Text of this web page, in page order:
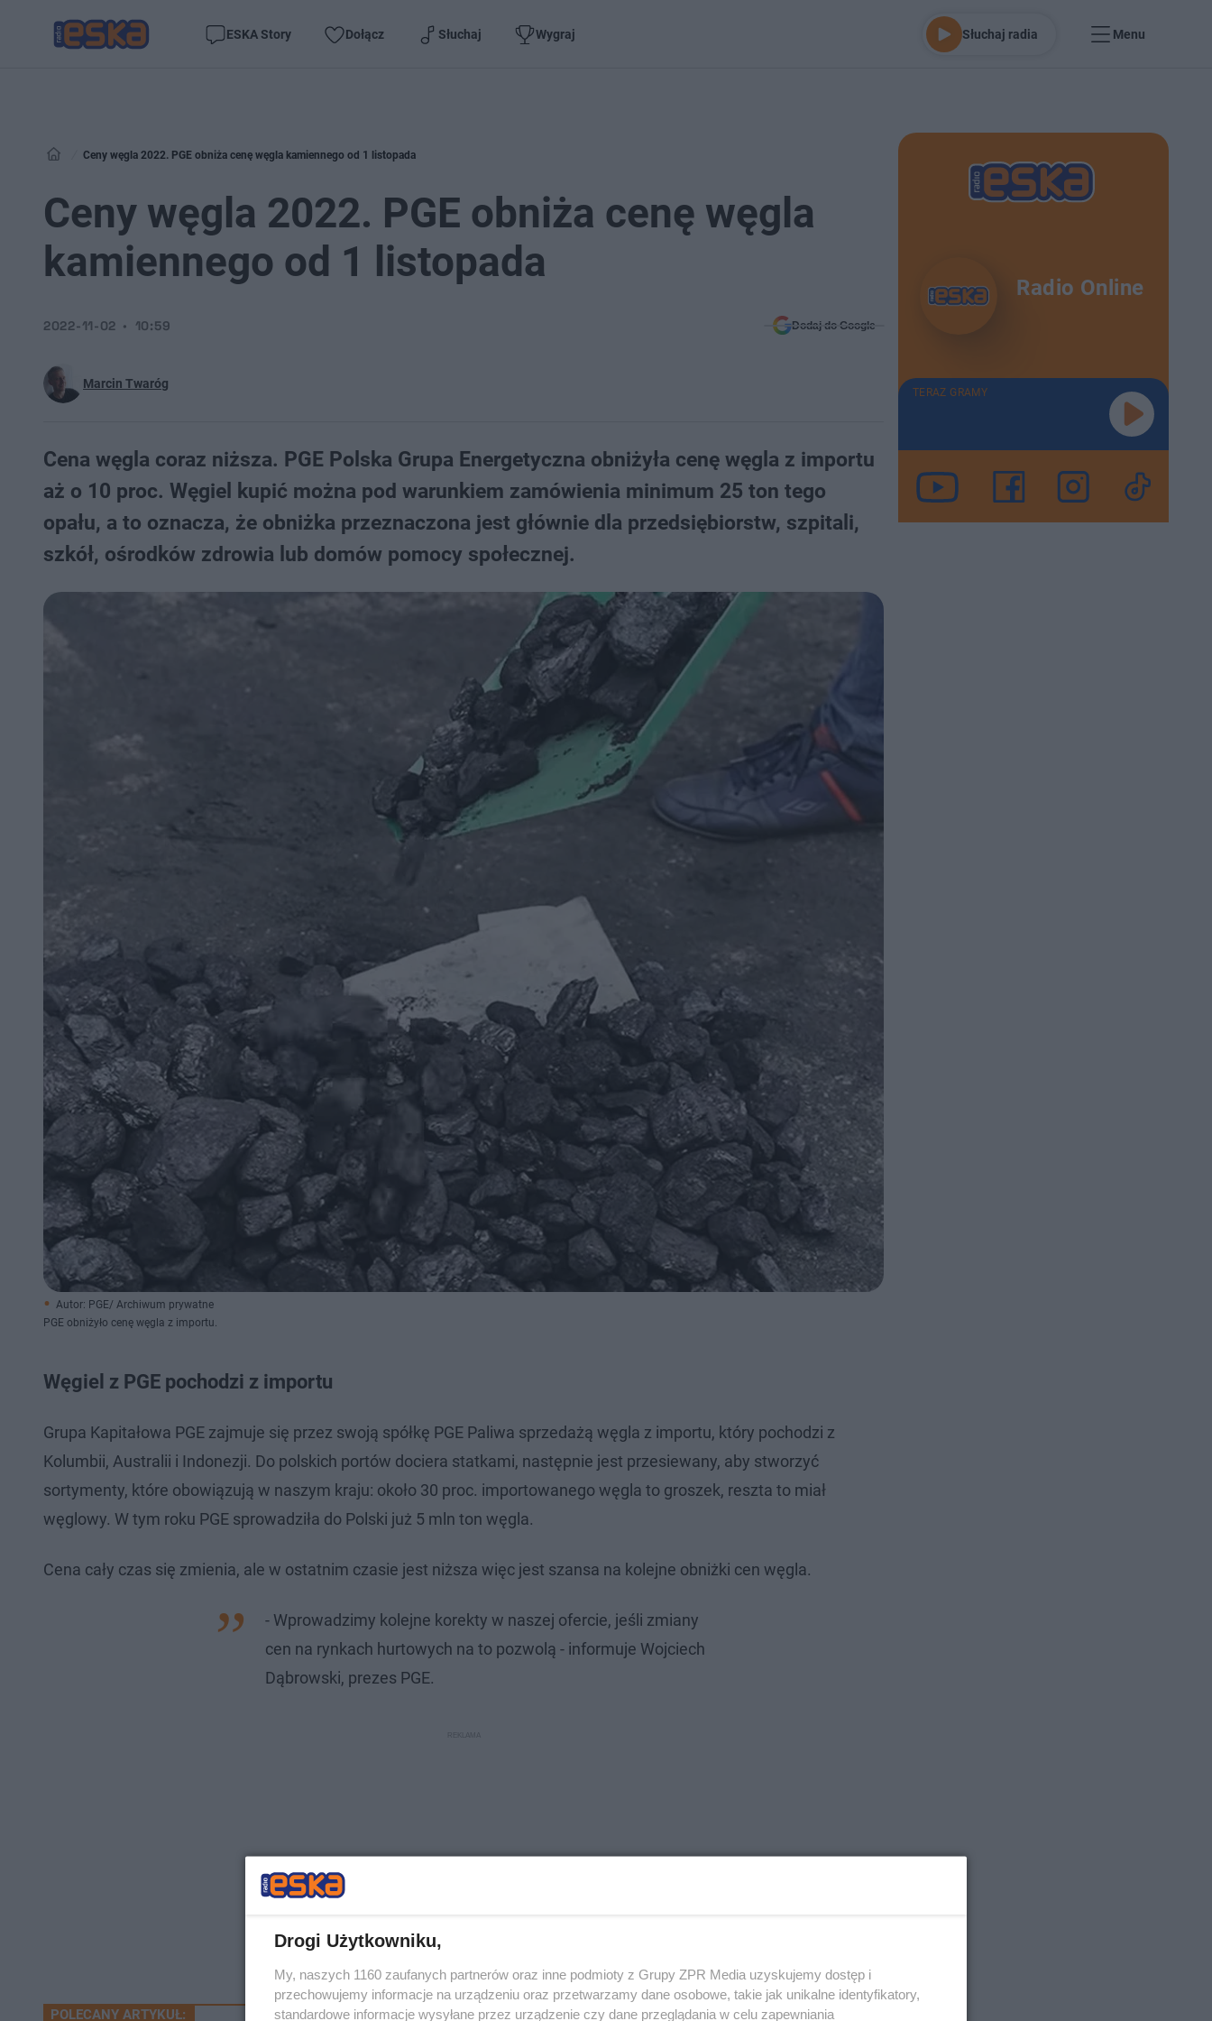
ESKA Story Dołącz Słuchaj Wygraj Słuchaj radia Menu
Ceny węgla 2022. PGE obniża cenę węgla kamiennego od 1 listopada
Ceny węgla 2022. PGE obniża cenę węgla
kamiennego od 1 listopada
Marcin Twaróg
2022-11-02 10:59 Dodaj do Google
Cena węgla coraz niższa. PGE Polska Grupa Energetyczna obniżyła cenę węgla z importu
aż o 10 proc. Węgiel kupić można pod warunkiem zamówienia minimum 25 ton tego
opału, a to oznacza, że obniżka przeznaczona jest głównie dla przedsiębiorstw, szpitali,
szkół, ośrodków zdrowia lub domów pomocy społecznej.
Autor: PGE/ Archiwum prywatne
PGE obniżyło cenę węgla z importu.
Węgiel z PGE pochodzi z importu
Grupa Kapitałowa PGE zajmuje się przez swoją spółkę PGE Paliwa sprzedażą węgla z importu, który pochodzi z
Kolumbii, Australii i Indonezji. Do polskich portów dociera statkami, następnie jest przesiewany, aby stworzyć
sortymenty, które obowiązują w naszym kraju: około 30 proc. importowanego węgla to groszek, reszta to miał
węglowy. W tym roku PGE sprowadziła do Polski już 5 mln ton węgla.
Cena cały czas się zmienia, ale w ostatnim czasie jest niższa więc jest szansa na kolejne obniżki cen węgla.
- Wprowadzimy kolejne korekty w naszej ofercie, jeśli zmiany
cen na rynkach hurtowych na to pozwolą - informuje Wojciech
Dąbrowski, prezes PGE.
POLECANY ARTYKUŁ:
Radio Online
TERAZ GRAMY
Drogi Użytkowniku,
My, naszych 1160 zaufanych partnerów oraz inne podmioty z Grupy ZPR Media uzyskujemy dostęp i
przechowujemy informacje na urządzeniu oraz przetwarzamy dane osobowe, takie jak unikalne identyfikatory,
standardowe informacje wysyłane przez urządzenie czy dane przeglądania w celu zapewniania